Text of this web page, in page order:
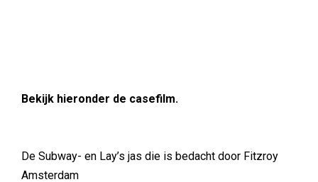
Bekijk hieronder de casefilm.
De Subway- en Lay’s jas die is bedacht door Fitzroy
Amsterdam